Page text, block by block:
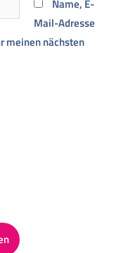
Name, E-
Mail-Adresse
meinen nächsten